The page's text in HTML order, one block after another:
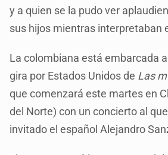
y a quien se la pudo ver
sus hijos mientras interpretaban
La colombiana está embarcada
gira por Estados Unidos de Las
que comenzará este martes en
del Norte) con un concierto al
invitado el español Alejandro